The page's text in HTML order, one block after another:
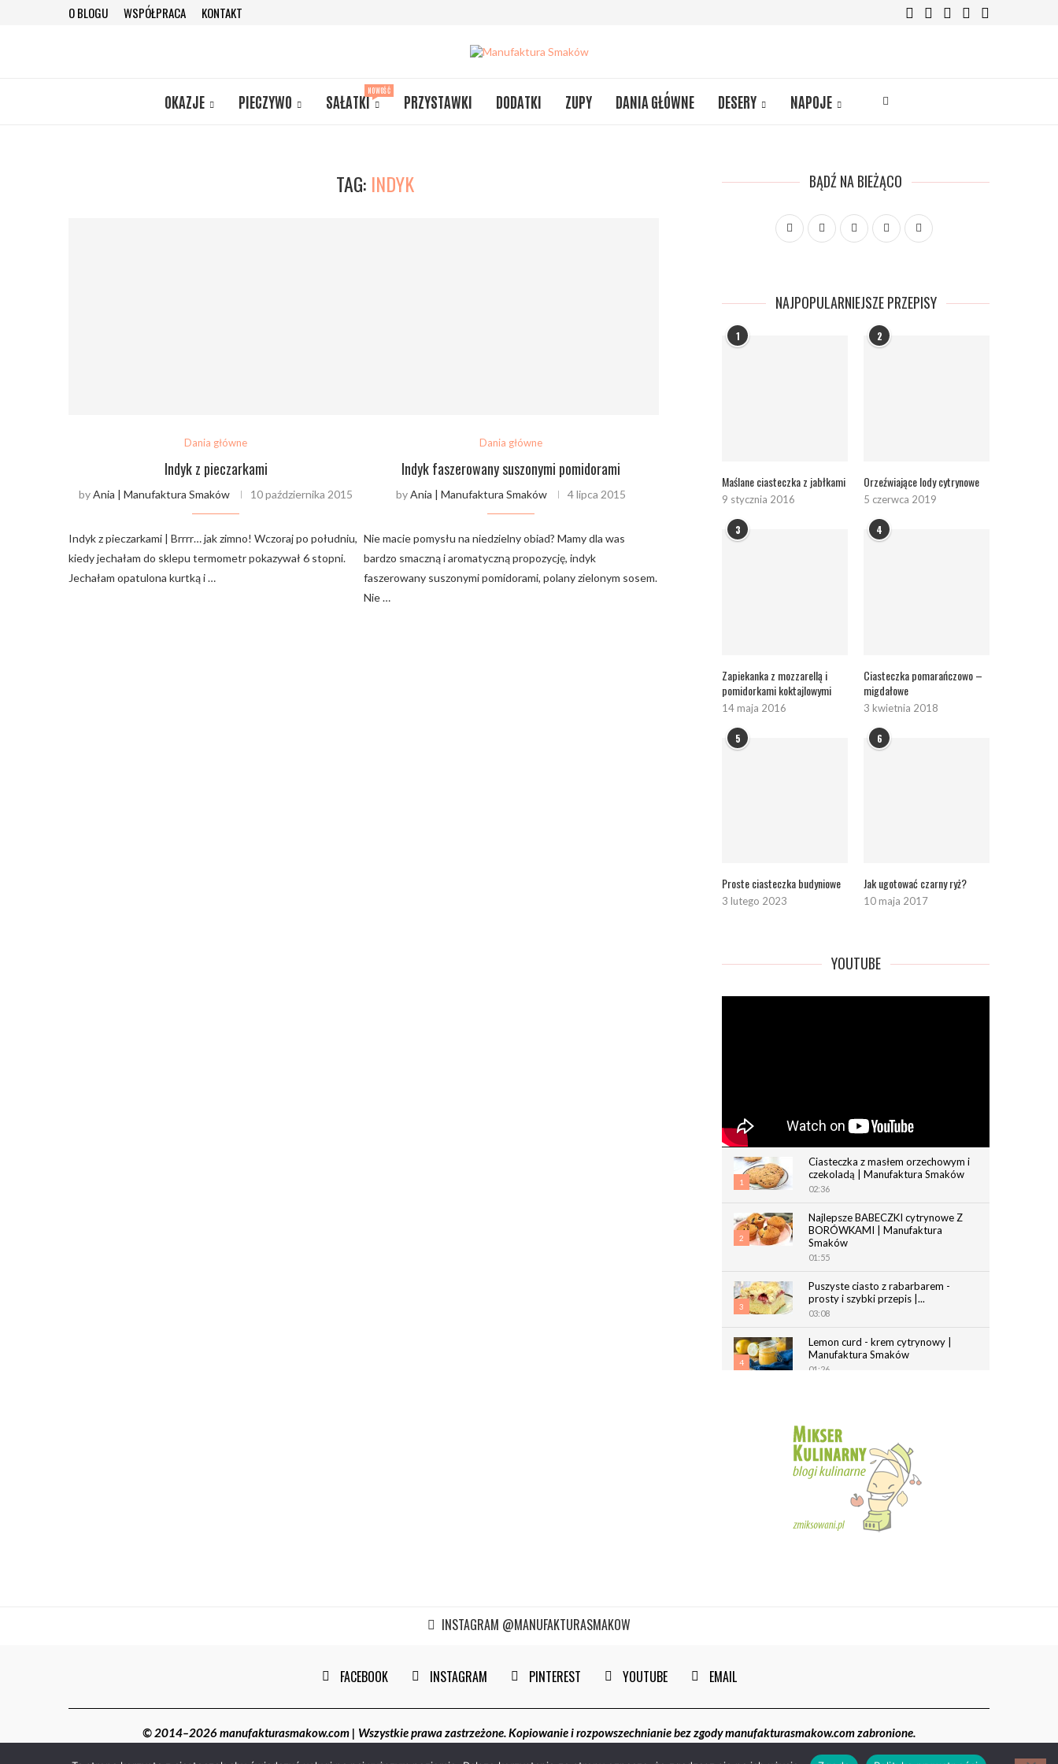
O BLOGU WSPÓŁPRACA KONTAKT
OKAZJE PIECZYWO SAŁATKI
NOWOŚĆ
PRZYSTAWKI DODATKI ZUPY DANIA GŁÓWNE DESERY NAPOJE
TAG: INDYK
Dania główne
Indyk z pieczarkami
byAnia | Manufaktura Smaków 10 października 2015
Indyk z pieczarkami | Brrrr… jak zimno! Wczoraj po południu,
kiedy jechałam do sklepu termometr pokazywał 6 stopni.
Jechałam opatulona kurtką i …
Dania główne
Indyk faszerowany suszonymi pomidorami
byAnia | Manufaktura Smaków 4 lipca 2015
Nie macie pomysłu na niedzielny obiad? Mamy dla was
bardzo smaczną i aromatyczną propozycję, indyk
faszerowany suszonymi pomidorami, polany zielonym sosem.
Nie …
BĄDŹ NA BIEŻĄCO
NAJPOPULARNIEJSZE PRZEPISY
1
Maślane ciasteczka z jabłkami
9 stycznia 2016
2
Orzeźwiające lody cytrynowe
5 czerwca 2019
3
Zapiekanka z mozzarellą i
pomidorkami koktajlowymi
14 maja 2016
4
Ciasteczka pomarańczowo –
migdałowe
3 kwietnia 2018
5
Proste ciasteczka budyniowe
3 lutego 2023
6
Jak ugotować czarny ryż?
10 maja 2017
YOUTUBE
1
Ciasteczka z masłem orzechowym i
czekoladą | Manufaktura Smaków
02:36
2
Najlepsze BABECZKI cytrynowe Z
BORÓWKAMI | Manufaktura
Smaków
01:55
3
Puszyste ciasto z rabarbarem -
prosty i szybki przepis |...
03:08
4
Lemon curd - krem cytrynowy |
Manufaktura Smaków
01:26
Magdalenki | Manufaktura Smaków
01:40
INSTAGRAM @MANUFAKTURASMAKOW
FACEBOOK INSTAGRAM PINTEREST YOUTUBE EMAIL
© 2014–2026 manufakturasmakow.com | Wszystkie prawa zastrzeżone. Kopiowanie i rozpowszechnianie bez zgody manufakturasmakow.com zabronione.